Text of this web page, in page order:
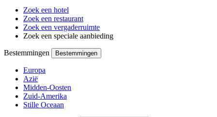
Zoek een hotel
Zoek een restaurant
Zoek een vergaderruimte
Zoek een speciale aanbieding
Bestemmingen Bestemmingen
Europa
Azië
Midden-Oosten
Zuid-Amerika
Stille Oceaan